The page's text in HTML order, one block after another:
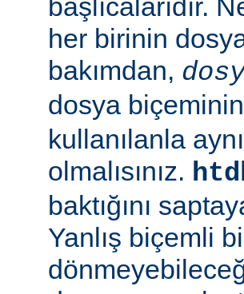
başlıcalarıdır.
her birinin
bakımdan,
dosya biçeminin
kullanılanla
olmalısınız.
baktığını
Yanlış biçemli